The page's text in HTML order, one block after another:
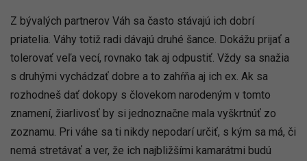
Z bývalých partnerov Váh sa často stávajú ich dobrí
priatelia. Váhy totiž radi dávajú druhé šance. Dokážu prijať a
tolerovať veľa vecí, rovnako tak aj odpustiť. Vždy sa snažia
s druhými vychádzať dobre a to zahŕňa aj ich ex. Ak sa
rozhodneš dať dokopy s človekom narodeným v tomto
znamení, žiarlivosť by si jednoznačne mala vyškrtnúť zo
zoznamu. Pri váhe sa ti nikdy nepodarí určiť, s kým sa má, či
nemá stretávať a ver, že ich najbližšími kamarátmi budú